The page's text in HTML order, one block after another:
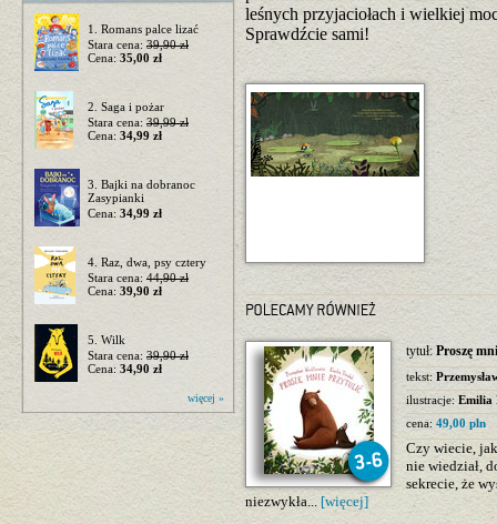
1. Romans palce lizać
Stara cena: 39,90 zł
Cena: 35,00 zł
2. Saga i pożar
Stara cena: 39,99 zł
Cena: 34,99 zł
3. Bajki na dobranoc
Zasypianki
Cena: 34,99 zł
4. Raz, dwa, psy cztery
Stara cena: 44,90 zł
Cena: 39,90 zł
5. Wilk
Stara cena: 39,90 zł
Cena: 34,90 zł
więcej »
leśnych przyjaciołach i wielkiej
Sprawdźcie sami!
tytuł: Proszę
tekst:
ilustracje: Emilia
cena: 49,00 pln
Czy wiecie,
nie wiedział,
sekrecie, że
niezwykła... [więcej]